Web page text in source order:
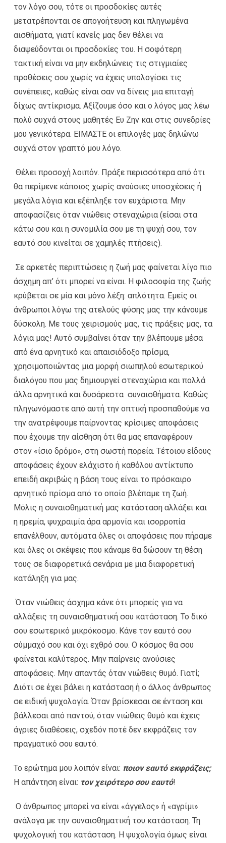
τον λόγο σου, τότε οι προσδοκίες αυτές
μετατρέπονται σε απογοήτευση και πληγωμένα
αισθήματα, γιατί κανείς μας δεν θέλει να
διαψεύδονται οι προσδοκίες του. Η σοφότερη
τακτική είναι να μην εκδηλώνεις τις στιγμιαίες
προθέσεις σου χωρίς να έχεις υπολογίσει τις
συνέπειες, καθώς είναι σαν να δίνεις μια επιταγή
δίχως αντίκρισμα. Αξίζουμε όσο και ο λόγος μας λέω
πολύ συχνά στους μαθητές Ευ Ζην και στις συνεδρίες
μου γενικότερα. ΕΙΜΑΣΤΕ οι επιλογές μας δηλώνω
συχνά στον γραπτό μου λόγο.
Θέλει προσοχή λοιπόν. Πράξε περισσότερα από ότι
θα περίμενε κάποιος χωρίς ανούσιες υποσχέσεις ή
μεγάλα λόγια και εξέπληξε τον ευχάριστα. Μην
αποφασίζεις όταν νιώθεις στεναχώρια (είσαι στα
κάτω σου και η συνομιλία σου με τη ψυχή σου, τον
εαυτό σου κινείται σε χαμηλές πτήσεις).
Σε αρκετές περιπτώσεις η ζωή μας φαίνεται λίγο πιο
άσχημη απ’ ότι μπορεί να είναι. Η φιλοσοφία της ζωής
κρύβεται σε μία και μόνο λέξη: απλότητα. Εμείς οι
άνθρωποι λόγω της ατελούς φύσης μας την κάνουμε
δύσκολη. Με τους χειρισμούς μας, τις πράξεις μας, τα
λόγια μας! Αυτό συμβαίνει όταν την βλέπουμε μέσα
από ένα αρνητικό και απαισιόδοξο πρίσμα,
χρησιμοποιώντας μια μορφή σιωπηλού εσωτερικού
διαλόγου που μας δημιουργεί στεναχώρια και πολλά
άλλα αρνητικά και δυσάρεστα συναισθήματα. Καθώς
πληγωνόμαστε από αυτή την οπτική προσπαθούμε να
την ανατρέψουμε παίρνοντας κρίσιμες αποφάσεις
που έχουμε την αίσθηση ότι θα μας επαναφέρουν
στον «ίσιο δρόμο», στη σωστή πορεία. Τέτοιου είδους
αποφάσεις έχουν ελάχιστο ή καθόλου αντίκτυπο
επειδή ακριβώς η βάση τους είναι το πρόσκαιρο
αρνητικό πρίσμα από το οποίο βλέπαμε τη ζωή.
Μόλις η συναισθηματική μας κατάσταση αλλάξει και
η ηρεμία, ψυχραιμία άρα αρμονία και ισορροπία
επανέλθουν, αυτόματα όλες οι αποφάσεις που πήραμε
και όλες οι σκέψεις που κάναμε θα δώσουν τη θέση
τους σε διαφορετικά σενάρια με μια διαφορετική
κατάληξη για μας.
Όταν νιώθεις άσχημα κάνε ότι μπορείς για να
αλλάξεις τη συναισθηματική σου κατάσταση. Το δικό
σου εσωτερικό μικρόκοσμο. Κάνε τον εαυτό σου
σύμμαχό σου και όχι εχθρό σου. Ο κόσμος θα σου
φαίνεται καλύτερος. Μην παίρνεις ανούσιες
αποφάσεις. Μην απαντάς όταν νιώθεις θυμό. Γιατί;
Διότι σε έχει βάλει η κατάσταση ή ο άλλος άνθρωπος
σε ειδική ψυχολογία. Όταν βρίσκεσαι σε ένταση και
βάλλεσαι από παντού, όταν νιώθεις θυμό και έχεις
άγριες διαθέσεις, σχεδόν ποτέ δεν εκφράζεις τον
πραγματικό σου εαυτό.
Το ερώτημα μου λοιπόν είναι: ποιον εαυτό εκφράζεις;
Η απάντηση είναι: τον χειρότερο σου εαυτό!
Ο άνθρωπος μπορεί να είναι «άγγελος» ή «αγρίμι»
ανάλογα με την συναισθηματική του κατάσταση. Τη
ψυχολογική του κατάσταση. Η ψυχολογία όμως είναι